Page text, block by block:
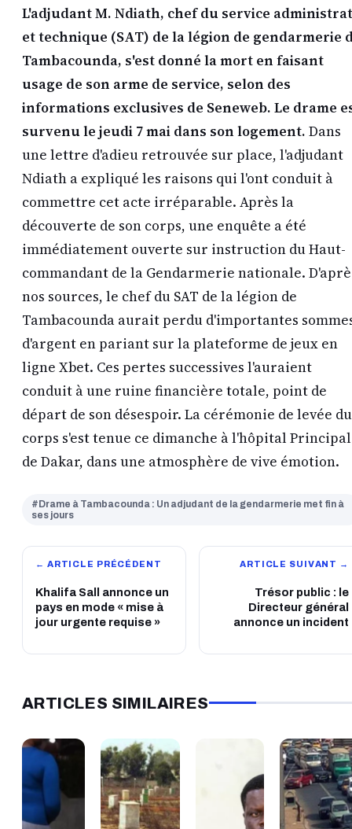
L'adjudant M. Ndiath, chef du service
et technique (SAT) de la légion de gendarmerie
Tambacounda, s'est donné la mort en faisant
usage de son arme de service, selon des
informations exclusives de Seneweb. Le drame
survenu le jeudi 7 mai dans son logement. Dans
une lettre d'adieu retrouvée sur place, l'adjudant
Ndiath a expliqué les raisons qui l'ont conduit à
commettre cet acte irréparable. Après la
découverte de son corps, une enquête a été
immédiatement ouverte sur instruction du Haut-
commandant de la Gendarmerie nationale.
nos sources, le chef du SAT de la légion de
Tambacounda aurait perdu d'importantes
d'argent en pariant sur la plateforme de jeux en
ligne Xbet. Ces pertes successives l'auraient
conduit à une ruine financière totale, point de
départ de son désespoir. La cérémonie de levée du
corps s'est tenue ce dimanche à l'hôpital Principal
de Dakar, dans une atmosphère de vive émotion.
#Drame à Tambacounda : Un adjudant de la gendarmerie met fin à
ses jours
← ARTICLE PRÉCÉDENT
Khalifa Sall annonce un
pays en mode « mise à
jour urgente requise »
ARTICLE SUIVANT →
Trésor public : le
Directeur général
annonce un incident
ARTICLES SIMILAIRES